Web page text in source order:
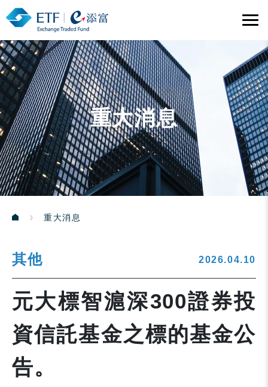
重大消息
重大消息
其他 2026.04.10
元大標智滬深300證券投
資信託基金之標的基金公
告。